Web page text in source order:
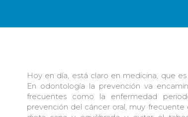
Hoy en día, está claro en medicina, que
En odontología la prevención va
frecuentes como la enfermedad
prevención del cáncer oral, muy